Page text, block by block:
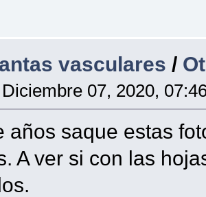
vasculares /
Diciembre 07, 2020,
años saque estas
A ver si con las